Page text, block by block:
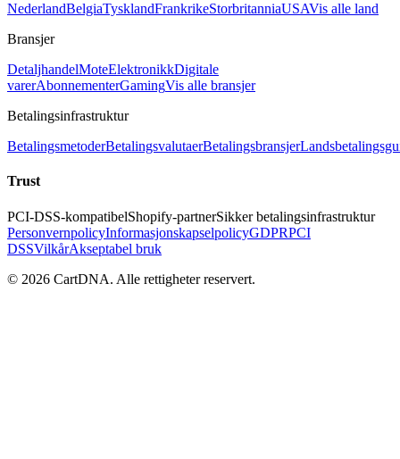
NederlandBelgiaTysklandFrankrikeStorbritanniaUSAVis alle land
Bransjer
DetaljhandelMoteElektronikkDigitale
varerAbonnementerGamingVis alle bransjer
Betalingsinfrastruktur
BetalingsmetoderBetalingsvalutaerBetalingsbransjer
Trust
PCI-DSS-kompatibelShopify-partnerSikker betalingsinfrastruktur
PersonvernpolicyInformasjonskapselpolicyGDPRPCI
DSSVilkårAkseptabel bruk
© 2026 CartDNA. Alle rettigheter reservert.